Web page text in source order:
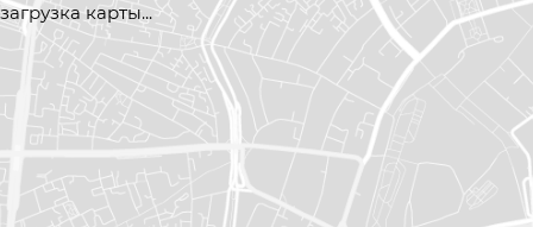
загрузка карты...